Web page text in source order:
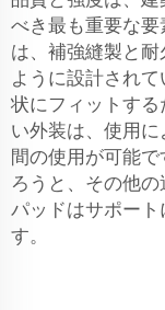
べき最も重要な要
は、補強縫製と
ように設計され
状にフィットす
い外装は、使用
間の使用が可能
ろうと、その他の
パッドはサポート
す。